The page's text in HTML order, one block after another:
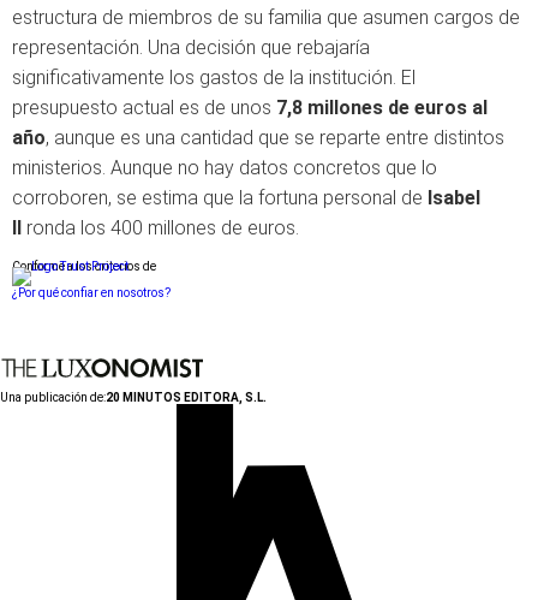
estructura de miembros de su familia que asumen cargos de
representación. Una decisión que rebajaría
significativamente los gastos de la institución. El
presupuesto actual es de unos 7,8 millones de euros al
año, aunque es una cantidad que se reparte entre distintos
ministerios. Aunque no hay datos concretos que lo
corroboren, se estima que la fortuna personal de Isabel
II ronda los 400 millones de euros.
Conforme a los criterios de
¿Por qué confiar en nosotros?
Una publicación de:20 MINUTOS EDITORA, S.L.